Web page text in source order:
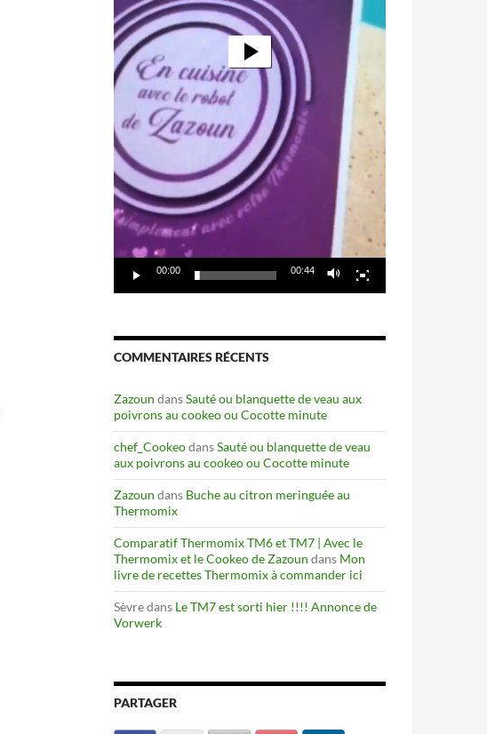
00:00 00:44
COMMENTAIRES RÉCENTS
Zazoun dansSauté ou blanquette de veau aux
poivrons au cookeo ou Cocotte minute
chef_CookeodansSauté ou blanquette de veau
aux poivrons au cookeo ou Cocotte minute
Zazoun dans Buche au citron meringuée au
Thermomix
Comparatif Thermomix TM6 et TM7 | Avec le
Thermomix et le Cookeo de Zazoun dans Mon
livre de recettes Thermomix à commander ici
Sèvredans Le TM7 est sorti hier !!!! Annonce de
Vorwerk
PARTAGER